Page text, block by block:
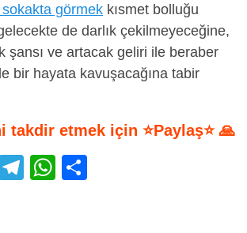
görmek kısmet bolluğu
de darlık çekilmeyeceğine,
şansı ve artacak geliri ile beraber
bir hayata kavuşacağına tabir
takdir etmek için ⭐Paylaş⭐ 🙏
T
T
W